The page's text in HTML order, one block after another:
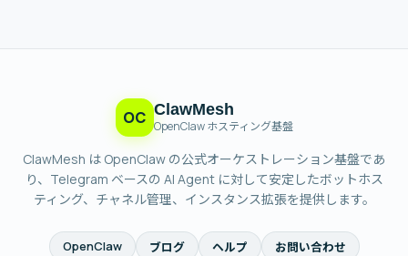
OC ClawMesh
OpenClaw ホスティング基盤
ClawMesh は OpenClaw の公式オーケストレーション基盤であ
り、Telegram ベースの AI Agent に対して安定したボットホス
ティング、チャネル管理、インスタンス拡張を提供します。
OpenClaw ブログ ヘルプ
お問い合わせ